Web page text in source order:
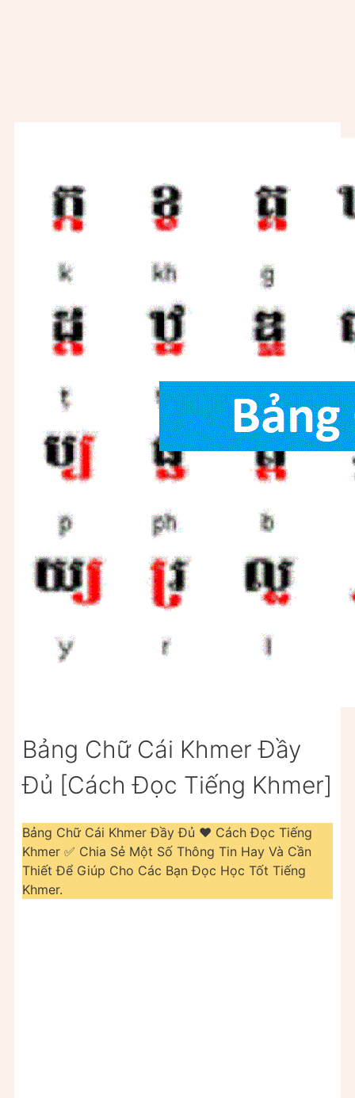
Bảng Chữ Cái Khmer Đầy
Đủ [Cách Đọc Tiếng Khmer]
Bảng Chữ Cái Khmer Đầy Đủ ❤️️ Cách Đọc Tiếng
Khmer ✅ Chia Sẻ Một Số Thông Tin Hay Và Cần
Thiết Để Giúp Cho Các Bạn Đọc Học Tốt Tiếng
Khmer.